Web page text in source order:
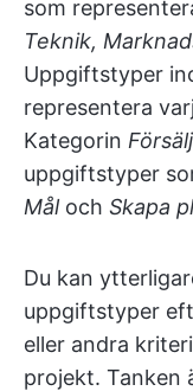
som
Teknik,
Uppgiftstyper
representera
Kategorin
uppgiftstyper
Måloch Skapa
Du kan
uppgiftstyper
eller andra
projekt. Tanken